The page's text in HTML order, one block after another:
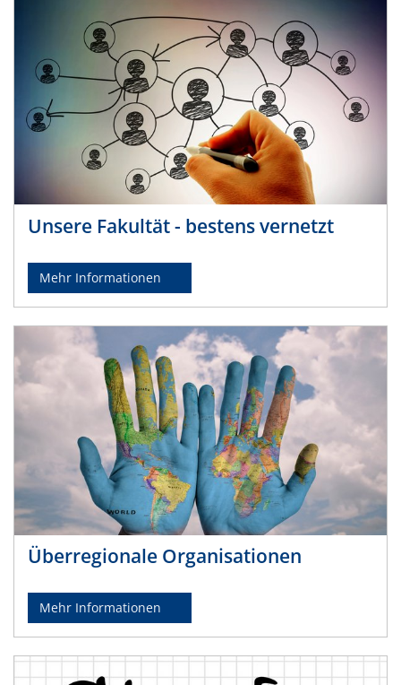
Unsere Fakultät - bestens vernetzt
Mehr Informationen
Überregionale Organisationen
Mehr Informationen